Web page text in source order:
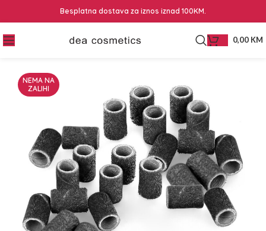
Besplatna dostava za iznos iznad 100KM.
0,00 KM
NEMA NA
ZALIHI